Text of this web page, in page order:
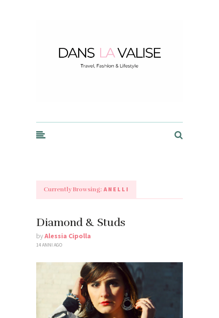
Currently Browsing: ANELLI
Diamond & Studs
byAlessia Cipolla
14 ANNI AGO